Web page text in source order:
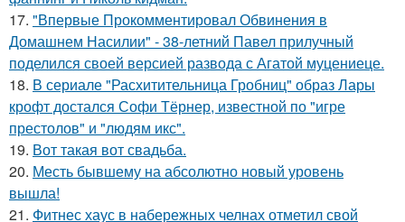
17. "Впервые Прокомментировал Обвинения в
Домашнем Насилии" - 38-летний Павел прилучный
поделился своей версией развода с Агатой муцениеце.
18. В сериале "Расхитительница Гробниц" образ Лары
крофт достался Софи Тёрнер, известной по "игре
престолов" и "людям икс".
19. Вот такая вот свадьба.
20. Месть бывшему на абсолютно новый уровень
вышла!
21. Фитнес хаус в набережных челнах отметил свой